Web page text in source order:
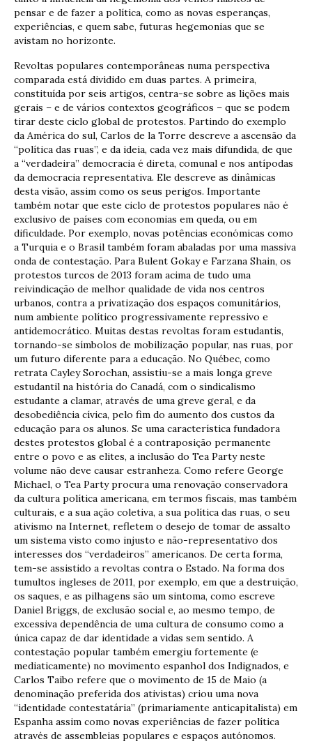
pensar e de fazer a política, como as novas esperanças,
experiências, e quem sabe, futuras hegemonias que se
avistam no horizonte.
Revoltas populares contemporâneas numa perspectiva
comparada está dividido em duas partes. A primeira,
constituída por seis artigos, centra-se sobre as lições mais
gerais – e de vários contextos geográficos – que se podem
tirar deste ciclo global de protestos. Partindo do exemplo
da América do sul, Carlos de la Torre descreve a ascensão da
“política das ruas”, e da ideia, cada vez mais difundida, de que
a “verdadeira” democracia é direta, comunal e nos antípodas
da democracia representativa. Ele descreve as dinâmicas
desta visão, assim como os seus perigos. Importante
também notar que este ciclo de protestos populares não é
exclusivo de países com economias em queda, ou em
dificuldade. Por exemplo, novas potências económicas como
a Turquia e o Brasil também foram abaladas por uma massiva
onda de contestação. Para Bulent Gokay e Farzana Shain, os
protestos turcos de 2013 foram acima de tudo uma
reivindicação de melhor qualidade de vida nos centros
urbanos, contra a privatização dos espaços comunitários,
num ambiente político progressivamente repressivo e
antidemocrático. Muitas destas revoltas foram estudantis,
tornando-se símbolos de mobilização popular, nas ruas, por
um futuro diferente para a educação. No Québec, como
retrata Cayley Sorochan, assistiu-se a mais longa greve
estudantil na história do Canadá, com o sindicalismo
estudante a clamar, através de uma greve geral, e da
desobediência cívica, pelo fim do aumento dos custos da
educação para os alunos. Se uma característica fundadora
destes protestos global é a contraposição permanente
entre o povo e as elites, a inclusão do Tea Party neste
volume não deve causar estranheza. Como refere George
Michael, o Tea Party procura uma renovação conservadora
da cultura política americana, em termos fiscais, mas também
culturais, e a sua ação coletiva, a sua política das ruas, o seu
ativismo na Internet, refletem o desejo de tomar de assalto
um sistema visto como injusto e não-representativo dos
interesses dos “verdadeiros” americanos. De certa forma,
tem-se assistido a revoltas contra o Estado. Na forma dos
tumultos ingleses de 2011, por exemplo, em que a destruição,
os saques, e as pilhagens são um sintoma, como escreve
Daniel Briggs, de exclusão social e, ao mesmo tempo, de
excessiva dependência de uma cultura de consumo como a
única capaz de dar identidade a vidas sem sentido. A
contestação popular também emergiu fortemente (e
mediaticamente) no movimento espanhol dos Indignados, e
Carlos Taibo refere que o movimento de 15 de Maio (a
denominação preferida dos ativistas) criou uma nova
“identidade contestatária” (primariamente anticapitalista) em
Espanha assim como novas experiências de fazer política
através de assembleias populares e espaços autónomos.